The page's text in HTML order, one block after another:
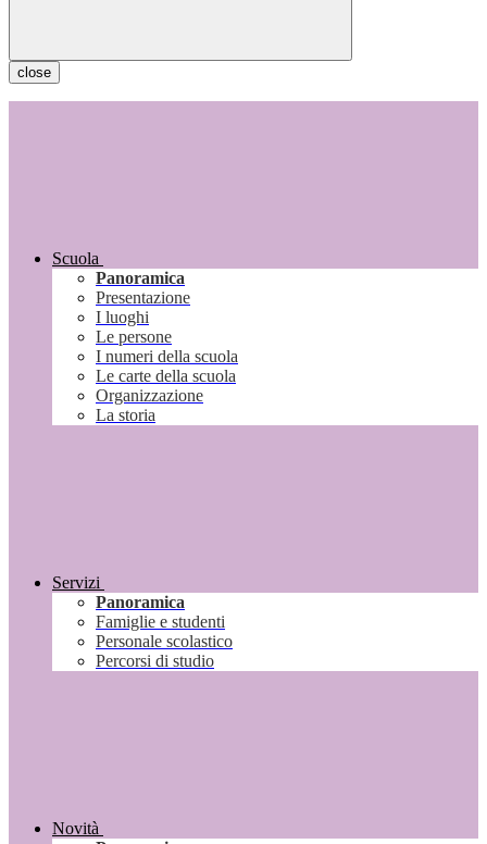
close
Scuola
Panoramica
Presentazione
I luoghi
Le persone
I numeri della scuola
Le carte della scuola
Organizzazione
La storia
Servizi
Panoramica
Famiglie e studenti
Personale scolastico
Percorsi di studio
Novità